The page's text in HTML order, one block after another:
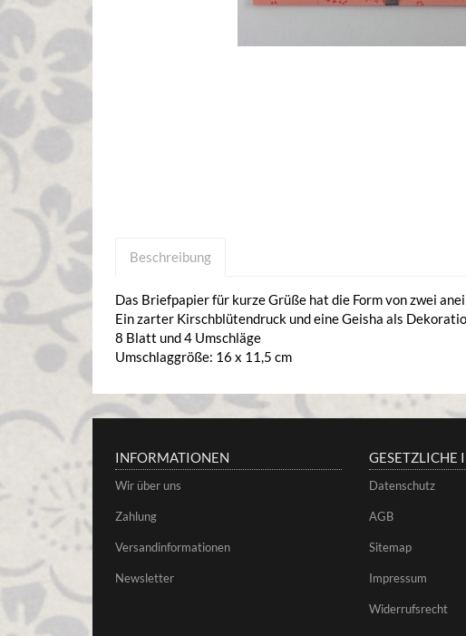
Beschreibung
Das Briefpapier für kurze Grüße hat die Form von zwei
Ein zarter Kirschblütendruck und eine Geisha als
8 Blatt und 4 Umschläge
Umschlaggröße: 16 x 11,5 cm
INFORMATIONEN
Wir über uns
Zahlung
Versandinformationen
Newsletter
GESETZLICHE
Datenschutz
AGB
Sitemap
Impressum
Widerrufsrecht